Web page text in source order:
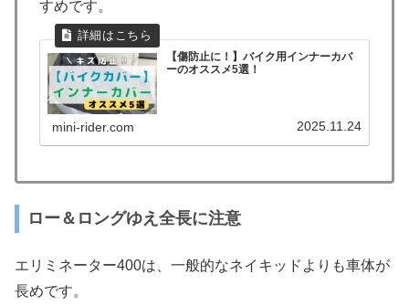
すめです。
【傷防止に！】バイク用インナーカバ
ーのオススメ5選！
mini-rider.com 2025.11.24
ロー＆ロングゆえ全長に注意
エリミネーター400は、一般的なネイキッドよりも車体が
長めです。